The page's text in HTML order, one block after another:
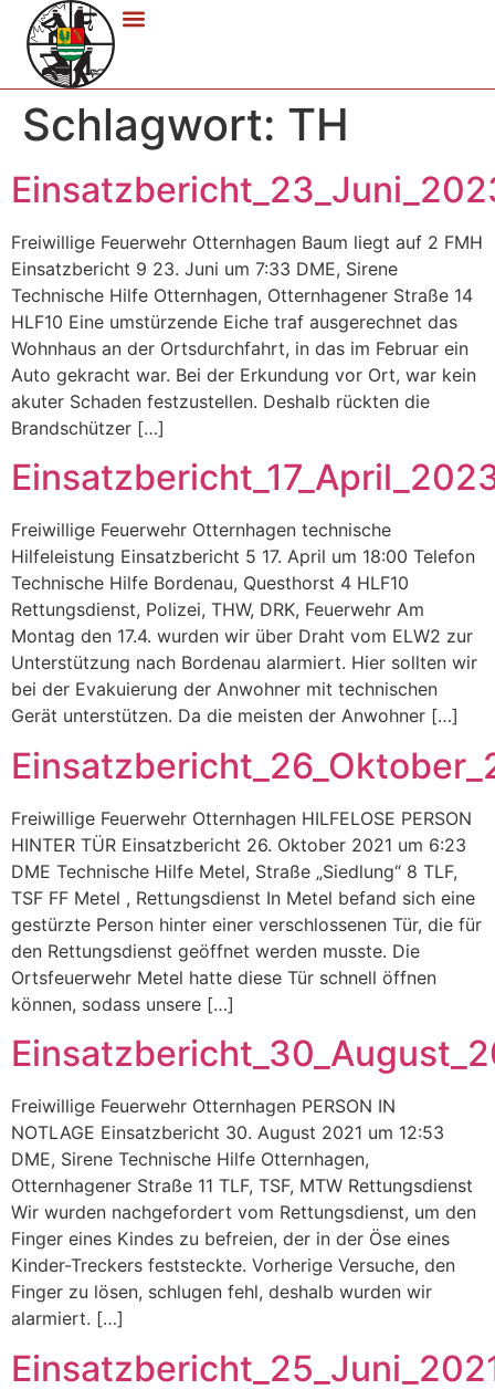
Schlagwort: TH
Freiwillige Feuerwehr Otternhagen Baum liegt auf 2 FMH
Einsatzbericht 9 23. Juni um 7:33 DME, Sirene
Technische Hilfe Otternhagen, Otternhagener Straße 14
HLF10 Eine umstürzende Eiche traf ausgerechnet das
Wohnhaus an der Ortsdurchfahrt, in das im Februar ein
Auto gekracht war. Bei der Erkundung vor Ort, war kein
akuter Schaden festzustellen. Deshalb rückten die
Brandschützer […]
Freiwillige Feuerwehr Otternhagen technische
Hilfeleistung Einsatzbericht 5 17. April um 18:00 Telefon
Technische Hilfe Bordenau, Questhorst 4 HLF10
Rettungsdienst, Polizei, THW, DRK, Feuerwehr Am
Montag den 17.4. wurden wir über Draht vom ELW2 zur
Unterstützung nach Bordenau alarmiert. Hier sollten wir
bei der Evakuierung der Anwohner mit technischen
Gerät unterstützen. Da die meisten der Anwohner […]
Freiwillige Feuerwehr Otternhagen HILFELOSE PERSON
HINTER TÜR Einsatzbericht 26. Oktober 2021 um 6:23
DME Technische Hilfe Metel, Straße „Siedlung“ 8 TLF,
TSF FF Metel , Rettungsdienst In Metel befand sich eine
gestürzte Person hinter einer verschlossenen Tür, die für
den Rettungsdienst geöffnet werden musste. Die
Ortsfeuerwehr Metel hatte diese Tür schnell öffnen
können, sodass unsere […]
Freiwillige Feuerwehr Otternhagen PERSON IN
NOTLAGE Einsatzbericht 30. August 2021 um 12:53
DME, Sirene Technische Hilfe Otternhagen,
Otternhagener Straße 11 TLF, TSF, MTW Rettungsdienst
Wir wurden nachgefordert vom Rettungsdienst, um den
Finger eines Kindes zu befreien, der in der Öse eines
Kinder-Treckers feststeckte. Vorherige Versuche, den
Finger zu lösen, schlugen fehl, deshalb wurden wir
alarmiert. […]